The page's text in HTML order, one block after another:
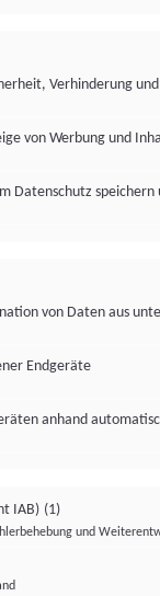
Verhinderung
von Werbung und
Datenschutz
von Daten aus
Endgeräte
anhand
IAB) (1)
und